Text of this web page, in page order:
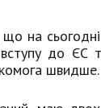
на
до ЄС
швидше.